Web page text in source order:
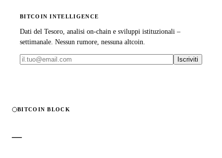
BITCOIN INTELLIGENCE
Dati del Tesoro, analisi on-chain e sviluppi istituzionali –
settimanale. Nessun rumore, nessuna altcoin.
Iscriviti
BITCOIN BLOCK
—